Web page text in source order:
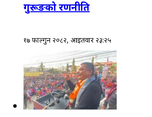
गुरूङको रणनीति
१७ फाल्गुन २०८२, आईतवार २३:२५